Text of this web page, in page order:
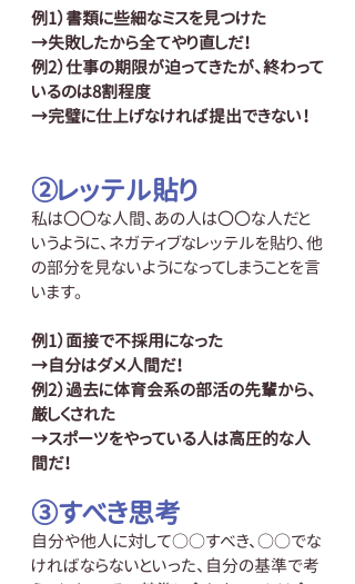
例1）書類に些細なミスを見つけた
→失敗したから全てやり直しだ！
例2）仕事の期限が迫ってきたが、終わって
いるのは8割程度
→完璧に仕上げなければ提出できない！
②レッテル貼り
私は〇〇な人間、あの人は〇〇な人だと
いうように、ネガティブなレッテルを貼り、他
の部分を見ないようになってしまうことを言
います。
例1）面接で不採用になった
→自分はダメ人間だ！
例2）過去に体育会系の部活の先輩から、
厳しくされた
→スポーツをやっている人は高圧的な人
間だ！
③すべき思考
自分や他人に対して○○すべき、○○でな
ければならないといった、自分の基準で考